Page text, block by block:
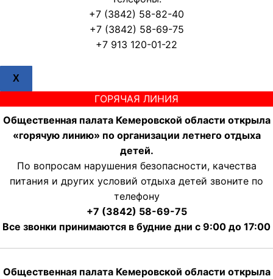
+7 (3842) 58-82-40
+7 (3842) 58-69-75
+7 913 120-01-22
X
ГОРЯЧАЯ ЛИНИЯ
Общественная палата Кемеровской области открыла
«горячую линию» по организации летнего отдыха
детей.
По вопросам нарушения безопасности, качества
питания и других условий отдыха детей звоните по
телефону
+7 (3842) 58-69-75
Все звонки принимаются в будние дни с 9:00 до 17:00
Общественная палата Кемеровской области открыла